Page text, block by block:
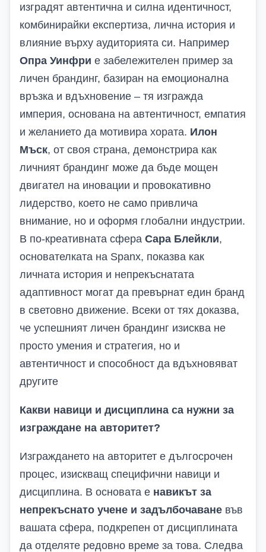
изградят автентична и силна идентичност,
комбинирайки експертиза, лична история и
влияние върху аудиторията си. Например
Опра Уинфри е забележителен пример за
личен брандинг, базиран на емоционална
връзка и вдъхновение – тя изгражда
империя, основана на автентичност, емпатия
и желанието да мотивира хората. Илон
Мъск, от своя страна, демонстрира как
личният брандинг може да бъде мощен
двигател на иновации и провокативно
лидерство, което не само привлича
внимание, но и оформя глобални индустрии.
В по-креативната сфера Сара Блейкли,
основателката на Spanx, показва как
личната история и непрекъснатата
адаптивност могат да превърнат един бранд
в световно движение. Всеки от тях доказва,
че успешният личен брандинг изисква не
просто умения и стратегия, но и
автентичност и способност да вдъхновяват
другите
Какви навици и дисциплина са нужни за
изграждане на авторитет?
Изграждането на авторитет е дългосрочен
процес, изискващ специфични навици и
дисциплина. В основата е навикът за
непрекъснато учене и задълбочаване във
вашата сфера, подкрепен от дисциплината
да отделяте редовно време за това. Следва